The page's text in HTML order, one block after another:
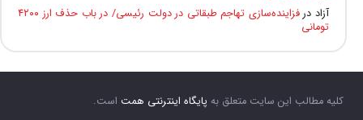
آزاددر
فزاینده‌سازی تهاجم طبقاتی در دولت رئیسی/ در باب حذف ارز ۴۲۰۰
تومانی
کلیه مطالب این سایت متعلق به پایگاه اینترنتی همت است.